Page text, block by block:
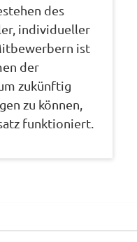
des
individueller
ist
der
zukünftig
zu können,
funktioniert.